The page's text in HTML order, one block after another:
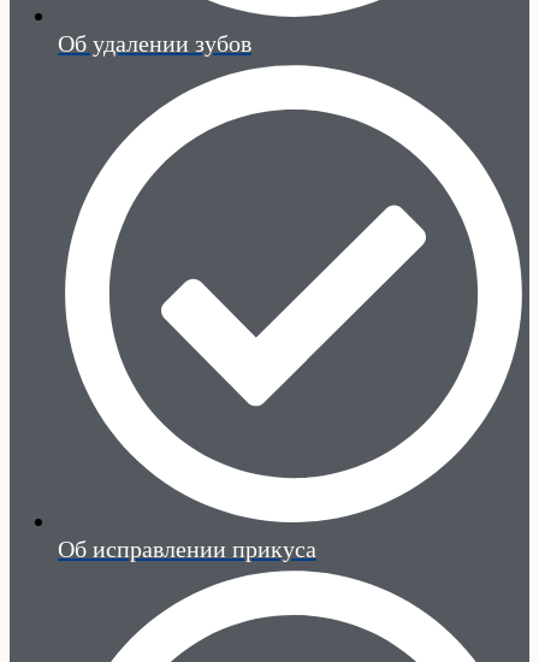
Об удалении зубов
Об исправлении прикуса